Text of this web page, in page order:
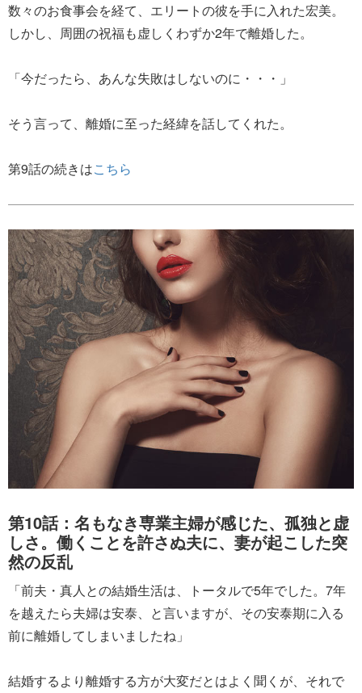
数々のお食事会を経て、エリートの彼を手に入れた宏美。
しかし、周囲の祝福も虚しくわずか2年で離婚した。
「今だったら、あんな失敗はしないのに・・・」
そう言って、離婚に至った経緯を話してくれた。
第9話の続きはこちら
第10話：名もなき専業主婦が感じた、孤独と虚
しさ。働くことを許さぬ夫に、妻が起こした突
然の反乱
「前夫・真人との結婚生活は、トータルで5年でした。7年
を越えたら夫婦は安泰、と言いますが、その安泰期に入る
前に離婚してしまいましたね」
結婚するより離婚する方が大変だとはよく聞くが、それで